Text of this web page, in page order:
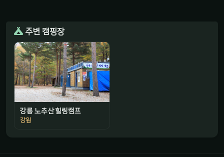
주변 캠핑장
강릉 노추산 힐링캠프
강원
감성 캠핑 큐레이터